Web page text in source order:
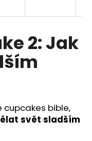
2: Jak
cupcakes bible,
svět sladším